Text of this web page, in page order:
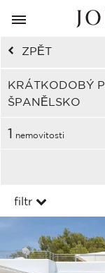
ZPĚT
KRÁTKODOBÝ
ŠPANĚLSKO
1 nemovitosti
filtr